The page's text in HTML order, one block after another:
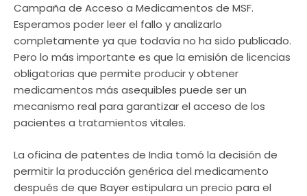
Campaña de Acceso a Medicamentos de MSF.
Esperamos poder leer el fallo y analizarlo
completamente ya que todavía no ha sido publicado.
Pero lo más importante es que la emisión de licencias
obligatorias que permite producir y obtener
medicamentos más asequibles puede ser un
mecanismo real para garantizar el acceso de los
pacientes a tratamientos vitales.
La oficina de patentes de India tomó la decisión de
permitir la producción genérica del medicamento
después de que Bayer estipulara un precio para el